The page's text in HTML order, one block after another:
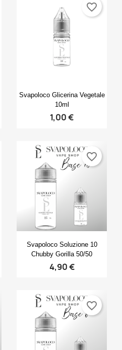
Anteprima
Svapoloco Glicerina Vegetale
10ml
1,00 €
favorite_border
Anteprima
Svapoloco Soluzione 10
Chubby Gorilla 50/50
4,90 €
favorite_border
favorite_border